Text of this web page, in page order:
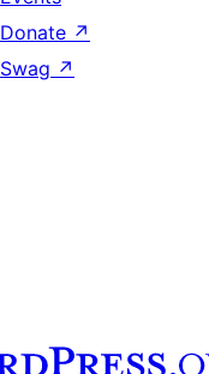
Donate ↗
Swag ↗